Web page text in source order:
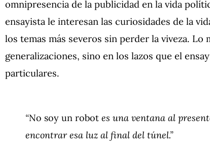
omnipresencia de la publicidad en la vida
ensayista le interesan las curiosidades de la
los temas más severos sin perder la viveza.
generalizaciones, sino en los lazos que el
particulares.
“No soy un robot es una ventana al
encontrar esa luz al final del túnel.”